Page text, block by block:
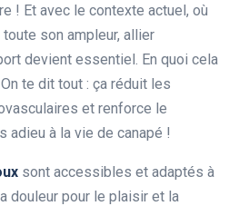
! Et avec le contexte actuel, où
son ampleur, allier
devient essentiel. En quoi cela
te dit tout : ça réduit les
et renforce le
adieu à la vie de canapé !
sont accessibles et adaptés à
douleur pour le plaisir et la